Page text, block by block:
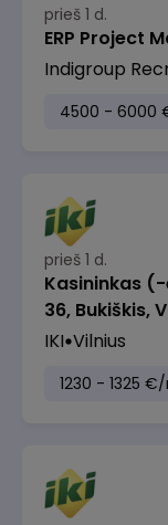
prieš 1 d.
ERP Project
Indigroup
4500 - 6000
prieš 1 d.
Kasininkas
36, Bukiškis,
IKI Vilnius
1230 - 1325